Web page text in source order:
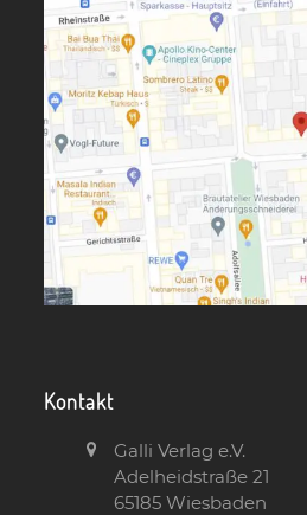
Kontakt
Galli Verlag e.V.
Adelheidstraße 21
65185 Wiesbaden